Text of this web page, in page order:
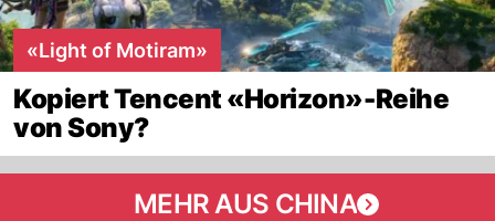
«Light of Motiram»
Kopiert Tencent «Horizon»-Reihe
von Sony?
MEHR AUS CHINA